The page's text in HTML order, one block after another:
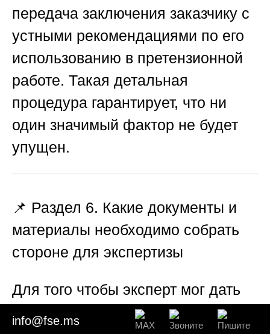
передача заключения заказчику с
устными рекомендациями по его
использованию в претензионной
работе. Такая детальная
процедура гарантирует, что ни
один значимый фактор не будет
упущен.
📌 Раздел 6. Какие документы и
материалы необходимо собрать
стороне для экспертизы
Для того чтобы эксперт мог дать
обоснованное и полноценное
info@fse.ms